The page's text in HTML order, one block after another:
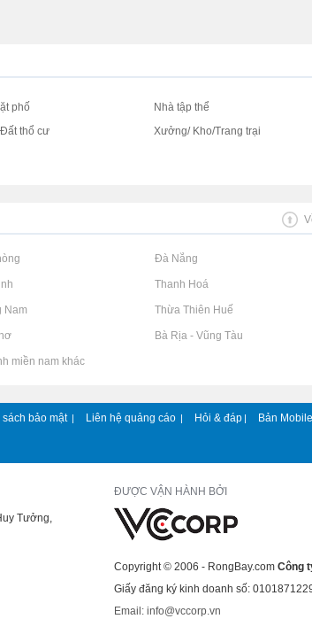
phố
Nhà tập thể
thổ cư
Xưởng/ Kho/Trang trại
Rao vặt tại Đà Nẵng
Rao vặt tại Thanh Hoá
Nam Rao vặt tại Thừa Thiên Huế
Rao vặt tại Bà Rịa - Vũng Tàu
miền nam khác
bảo mật | Liên hệ quảng cáo | Hỏi & đáp | Bản Mobile
Tưởng,
ĐƯỢC VẬN HÀNH BỞI
Copyright © 2006 - RongBay.com Công
Giấy đăng ký kinh doanh số:
Email: info@vccorp.vn